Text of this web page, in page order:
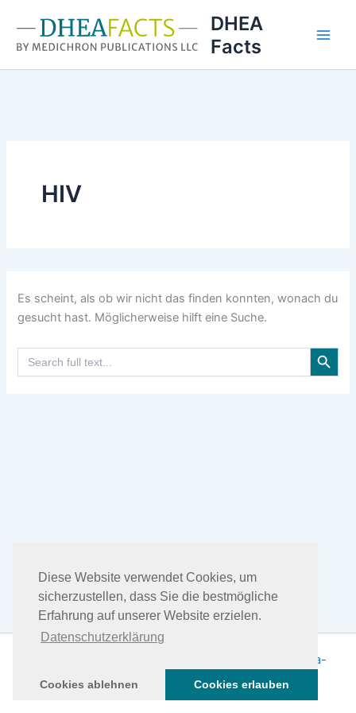
Diese Website verwendet Cookies, um
sicherzustellen, dass Sie die bestmögliche
Erfahrung auf unserer Website erzielen.
Datenschutzerklärung
Cookies ablehnen Cookies erlauben
Inhalt
springen
DHEA
Facts
HIV
Es scheint, als ob wir nicht das finden konnten, wonach du
gesucht hast. Möglicherweise hilft eine Suche.
Search
for:
Search Button
Astra-
WordPress-Theme